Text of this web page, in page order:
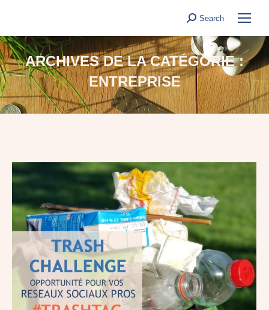
Search:
Search
ARCHIVES DE LA CATÉGORIE :
ENTREPRISE